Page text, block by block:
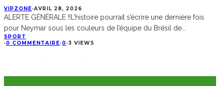
VIPZONE·AVRIL 28, 2026
ALERTE GÉNÉRALE !!L’histoire pourrait s’écrire une dernière fois
pour Neymar sous les couleurs de l’équipe du Brésil de
SPORT
·0 COMMENTAIRE·0 ·3 VIEWS